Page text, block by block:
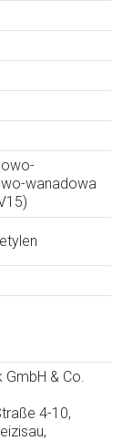
wanadowa
GmbH & Co.
4-10,